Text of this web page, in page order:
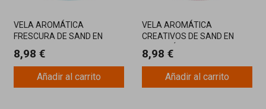
VELA AROMÁTICA
FRESCURA DE SAND EN
RENOVADOR
8,98 €
Añadir al carrito
VELA AROMÁTICA
CREATIVOS DE SAND EN
ESTIMULAR LA INSPIRACIÓN
8,98 €
Añadir al carrito